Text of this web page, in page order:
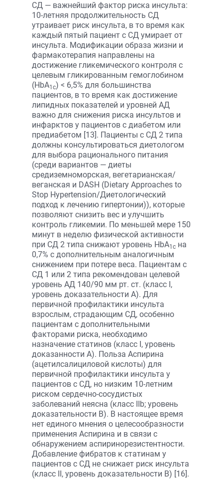
СД — важнейший фактор риска инсульта:
10-летняя продолжительность СД
утраивает риск инсульта, в то время как
каждый пятый пациент с СД умирает от
инсульта. Модификации образа жизни и
фармакотерапия направлены на
достижение гликемического контроля с
целевым гликированным гемоглобином
(HbA1c) < 6,5% для большинства
пациентов, в то время как достижение
липидных показателей и уровней АД
важно для снижения риска инсультов и
инфарктов у пациентов с диабетом или
предиабетом [13]. Пациенты с СД 2 типа
должны консультироваться диетологом
для выбора рационального питания
(среди вариантов — диеты
средиземноморская, вегетарианская/
веганская и DASH (Dietary Аpproaches to
Stop Hypertension/Диетологический
подход к лечению гипертонии)), которые
позволяют снизить вес и улучшить
контроль гликемии. По меньшей мере 150
минут в неделю физической активности
при СД 2 типа снижают уровень HbA1c на
0,7% с дополнительным аналогичным
снижением при потере веса. Пациентам с
СД 1 или 2 типа рекомендован целевой
уровень АД 140/90 мм рт. ст. (класс I,
уровень доказательности А). Для
первичной профилактики инсульта
взрослым, страдающим СД, особенно
пациентам с дополнительными
факторами риска, необходимо
назначение статинов (класс I, уровень
доказанности A). Польза Аспирина
(ацетилсалициловой кислоты) для
первичной профилактики инсульта у
пациентов с СД, но низким 10-летним
риском сердечно-сосудистых
заболеваний неясна (класс IIb; уровень
доказательности B). В настоящее время
нет единого мнения о целесообразности
применения Аспирина и в связи с
обнаружением аспиринорезистентности.
Добавление фибратов к статинам у
пациентов с СД не снижает риск инсульта
(класс II, уровень доказательности B) [16].